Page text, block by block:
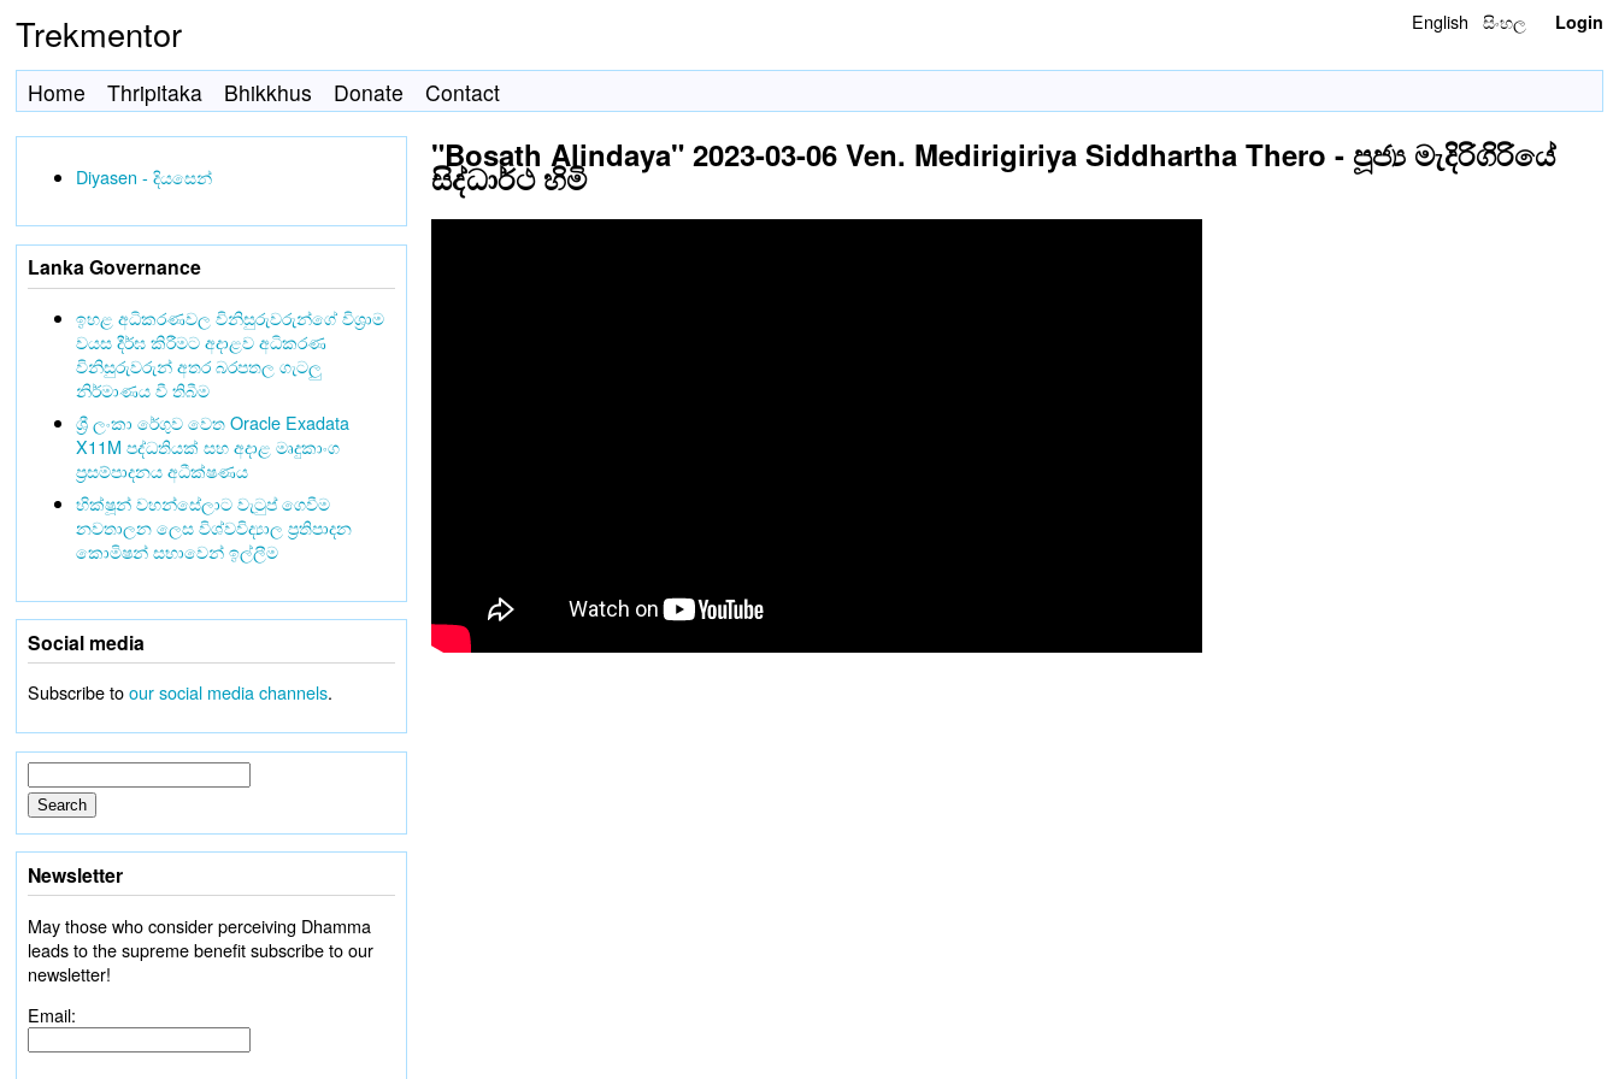
Trekmentor English සිංහල Login
Home Thripitaka Bhikkhus Donate Contact
"Bosath Alindaya" 2023-03-06 Ven. Medirigiriya Siddhartha Thero - පූජ්‍ය මැදිරිගිරියේ
සිද්ධාර්ථ හිමි
Diyasen - දියසෙන්
Lanka Governance
ඉහළ අධිකරණවල විනිසුරුවරුන්ගේ විශ්‍රාම
වයස දීර්ඝ කිරීමට අදාළව අධිකරණ
විනිසුරුවරුන් අතර බරපතල ගැටලු
නිර්මාණය වී තිබීම
ශ්‍රී ලංකා රේගුව වෙත Oracle Exadata
X11M පද්ධතියක් සහ අදාළ මෘදුකාංග
ප්‍රසම්පාදනය අධීක්ෂණය
භික්ෂූන් වහන්සේලාට වැටුප් ගෙවීම
නවතාලන ලෙස විශ්වවිද්‍යාල ප්‍රතිපාදන
කොමිෂන් සභාවෙන් ඉල්ලීම
Social media
Subscribe toour social media channels.
Newsletter
May those who consider perceiving Dhamma
leads to the supreme benefit subscribe to our
newsletter!
Email: